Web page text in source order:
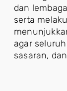
dan
serta
agar
sasaran,